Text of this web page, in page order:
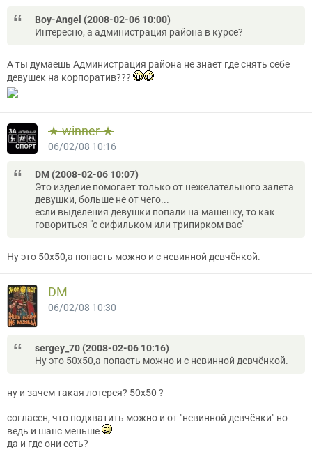
Boy-Angel (2008-02-06 10:00)
Интересно, а администрация района в курсе?
А ты думаешь Администрация района не знает где снять себе
девушек на корпоратив???
★ winner ★
06/02/08 10:16
DM (2008-02-06 10:07)
Это изделие помогает только от нежелательного залета
девушки, больше не от чего...
если выделения девушки попали на машенку, то как
говориться "с сифильком или трипирком вас"
Ну это 50х50,а попасть можно и с невинной девчёнкой.
DM
06/02/08 10:30
sergey_70 (2008-02-06 10:16)
Ну это 50х50,а попасть можно и с невинной девчёнкой.
ну и зачем такая лотерея? 50х50 ?
согласен, что подхватить можно и от "невинной девчёнки" но
ведь и шанс меньше
да и где они есть?